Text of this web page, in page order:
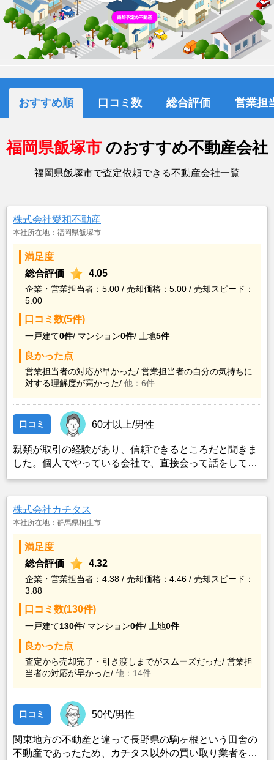
おすすめ順 口コミ数 総合評価 営業担
福岡県飯塚市 のおすすめ不動産会社
福岡県飯塚市で査定依頼できる不動産会社一覧
株式会社愛和不動産
本社所在地：福岡県飯塚市
満足度
総合評価
4.05
企業・営業担当者：5.00 / 売却価格：5.00 / 売却スピード：
5.00
口コミ数(5件)
一戸建て0件/ マンション0件/ 土地5件
良かった点
営業担当者の対応が早かった/ 営業担当者の自分の気持ちに
対する理解度が高かった/ 他：6件
口コミ 60才以上/男性
親類が取引の経験があり、信頼できるところだと聞きま
した。個人でやっている会社で、直接会って話をして、
株式会社カチタス
本社所在地：群馬県桐生市
満足度
総合評価
4.32
企業・営業担当者：4.38 / 売却価格：4.46 / 売却スピード：
3.88
口コミ数(130件)
一戸建て130件/ マンション0件/ 土地0件
良かった点
査定から売却完了・引き渡しまでがスムーズだった/ 営業担
当者の対応が早かった/ 他：14件
口コミ 50代/男性
関東地方の不動産と違って長野県の駒ヶ根という田舎の
不動産であったため、カチタス以外の買い取り業者をみ